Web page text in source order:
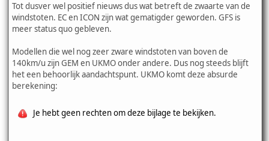
Tot dusver wel positief nieuws dus wat betreft de zwaarte van de
windstoten. EC en ICON zijn wat gematigder geworden. GFS is
meer status quo gebleven.
Modellen die wel nog zeer zware windstoten van boven de
140km/u zijn GEM en UKMO onder andere. Dus nog steeds blijft
het een behoorlijk aandachtspunt. UKMO komt deze absurde
berekening:
Je hebt geen rechten om deze bijlage te bekijken.